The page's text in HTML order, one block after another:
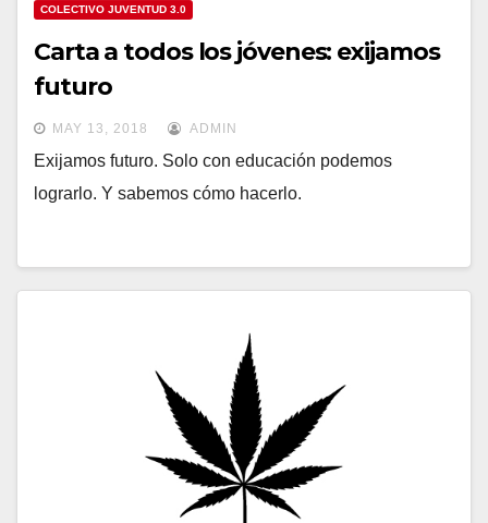
COLECTIVO JUVENTUD 3.0
Carta a todos los jóvenes: exijamos
futuro
MAY 13, 2018 ADMIN
Exijamos futuro. Solo con educación podemos
lograrlo. Y sabemos cómo hacerlo.